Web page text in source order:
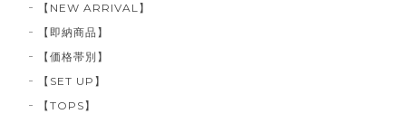
【NEW ARRIVAL】
【即納商品】
【価格帯別】
【SET UP】
【TOPS】